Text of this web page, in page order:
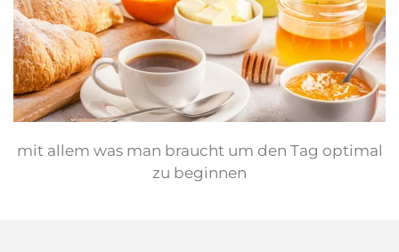
mit allem was man braucht um den Tag optimal
zu beginnen